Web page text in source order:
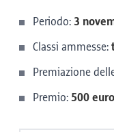
Periodo: 3
Classi ammesse:
Premiazione
Premio: 500 euro